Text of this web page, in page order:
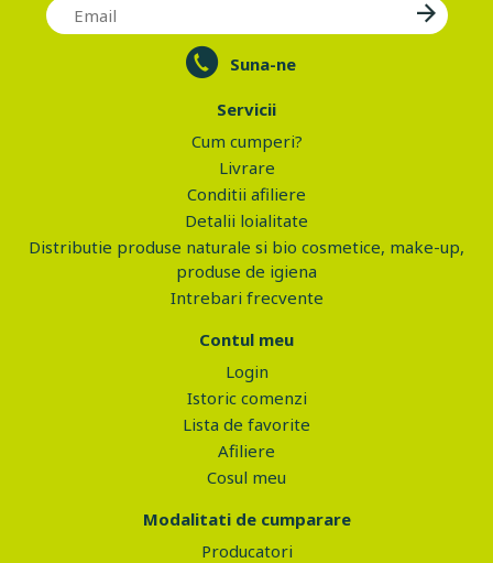
Suna-ne
Servicii
Cum cumperi?
Livrare
Conditii afiliere
Detalii loialitate
Distributie produse naturale si bio cosmetice, make-up,
produse de igiena
Intrebari frecvente
Contul meu
Login
Istoric comenzi
Lista de favorite
Afiliere
Cosul meu
Modalitati de cumparare
Producatori